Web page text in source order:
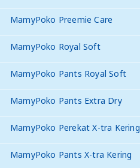
MamyPoko Preemie Care
MamyPoko Royal Soft
MamyPoko Pants Royal Soft
MamyPoko Pants Extra Dry
MamyPoko Perekat X-tra Kering
MamyPoko Pants X-tra Kering